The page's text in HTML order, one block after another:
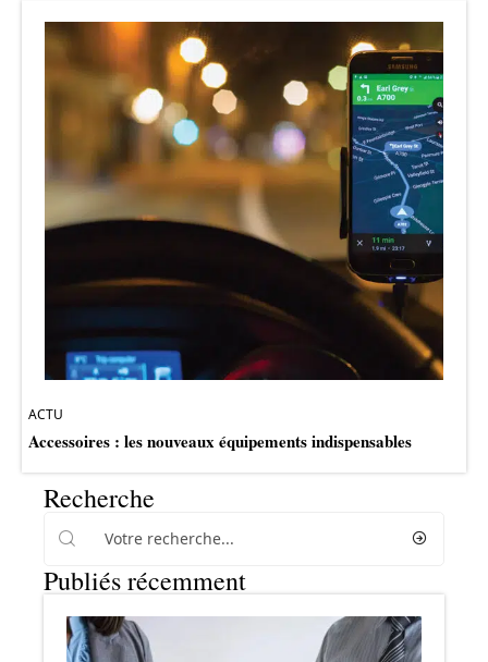
ACTU
Accessoires : les nouveaux équipements indispensables
Recherche
Publiés récemment